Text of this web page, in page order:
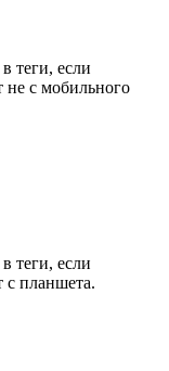
теги, если
не с мобильного
теги, если
с планшета.